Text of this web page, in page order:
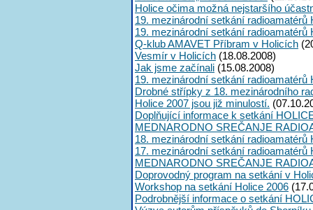
Holice očima možná nejstaršího
19. mezinárodní setkání radioamatérů
19. mezinárodní setkání
Q-klub AMAVET Příbram v Holicích
Vesmír v Holicích (18.08.2008)
Jak jsme začínali (15.08.2008)
19. mezinárodní setkání
Drobné střípky z 18. mezinárodního
Holice 2007 jsou již minulostí.
Doplňující informace k setkání
MEDNARODNO SREČANJE
18. mezinárodní setkání radioamatérů
17. mezinárodní setkání radioamatérů
MEDNARODNO SREČANJE
Doprovodný program na setkání v
Workshop na setkání Holice 2006
Podrobnější informace o setkání